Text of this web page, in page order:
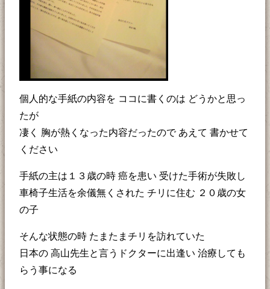
個人的な手紙の内容を ココに書くのは どうかと思っ
たが
凄く 胸が熱くなった内容だったので あえて 書かせて
ください
手紙の主は１３歳の時 癌を患い 受けた手術が失敗し
車椅子生活を余儀無くされた チリに住む ２０歳の女
の子
そんな状態の時 たまたまチリを訪れていた
日本の 高山先生と言うドクターに出逢い 治療しても
らう事になる